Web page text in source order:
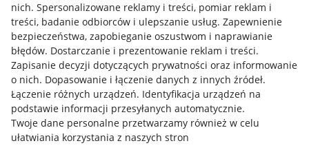
nich. Spersonalizowane reklamy i treści, pomiar reklam i
treści, badanie odbiorców i ulepszanie usług. Zapewnienie
bezpieczeństwa, zapobieganie oszustwom i naprawianie
błędów. Dostarczanie i prezentowanie reklam i treści.
Zapisanie decyzji dotyczących prywatności oraz informowanie
o nich. Dopasowanie i łączenie danych z innych źródeł.
Łączenie różnych urządzeń. Identyfikacja urządzeń na
podstawie informacji przesyłanych automatycznie.
Twoje dane personalne przetwarzamy również w celu
ułatwiania korzystania z naszych stron
Mapa miejscowości
Informacje prawne
Regulamin
Polityka plików "cookies"
Ustawienia plików "cookies"
Udostępnianie lokalizacji